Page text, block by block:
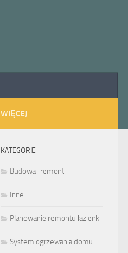
WIĘCEJ
KATEGORIE
Budowa i remont
Inne
Planowanie remontu łazienki
System ogrzewania domu